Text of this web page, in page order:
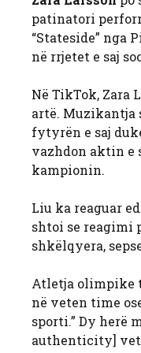
patinatori
“Stateside” nga
në rrjetet e saj
Në TikTok, Zara
artë. Muzikantja
fytyrën e saj
vazhdon aktin e
kampionin.
Liu ka reaguar
shtoi se reagimi
shkëlqyera,
Atletja olimpike
në veten time
sporti.” Dy herë
authenticity]